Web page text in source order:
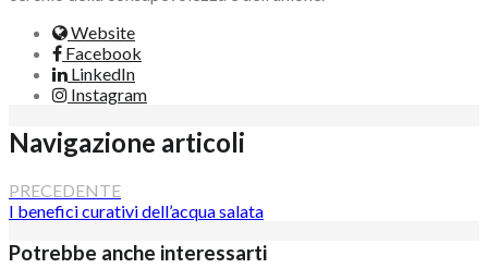
Website
Facebook
LinkedIn
Instagram
Navigazione articoli
PRECEDENTE
I benefici curativi dell’acqua salata
Potrebbe anche interessarti